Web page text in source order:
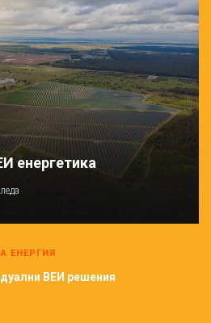
енергетика
ЕНЕРГИЯ
ВЕИ решения